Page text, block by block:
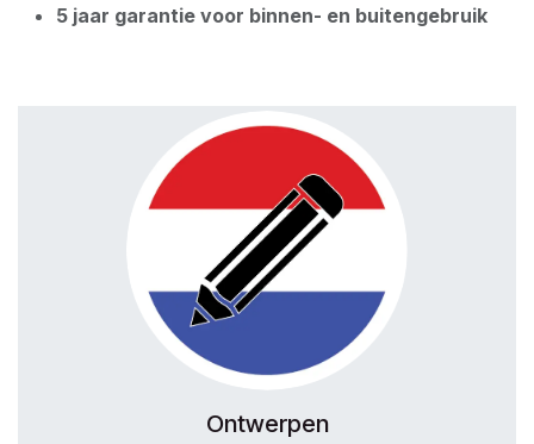
5 jaar garantie voor binnen- en buitengebruik
Ontwerpen